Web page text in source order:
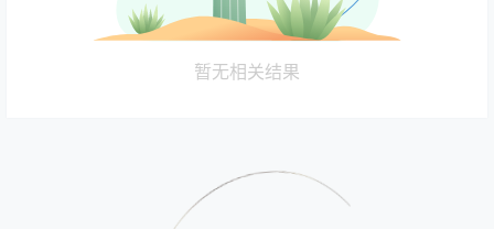
暂无相关结果